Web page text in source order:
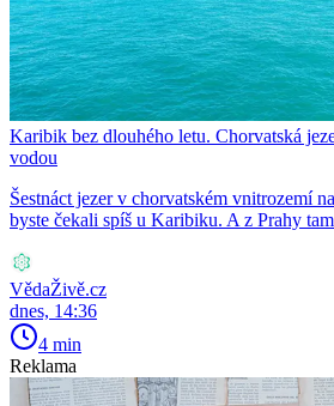
Karibik bez dlouhého letu. Chorvatská
vodou
Šestnáct jezer v chorvatském vnitrozemí
byste čekali spíš u Karibiku. A z Prahy
VědaŽivě.cz
dnes, 14:36
4 min
Reklama